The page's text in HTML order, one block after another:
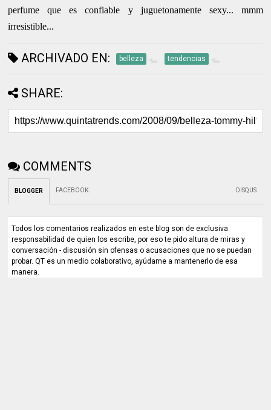
perfume que es confiable y juguetonamente sexy... mmm
irresistible...
ARCHIVADO EN: belleza tendencias
SHARE:
COMMENTS
BLOGGER FACEBOOK: DISQUS
Todos los comentarios realizados en este blog son de exclusiva
responsabilidad de quien los escribe, por eso te pido altura de miras y
conversación - discusión sin ofensas o acusaciones que no se puedan
probar. QT es un medio colaborativo, ayúdame a mantenerlo de esa
manera.